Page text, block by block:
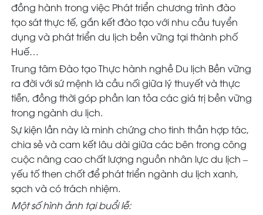
đồng hành trong việc Phát triển chương trình đào
tạo sát thực tế, gắn kết đào tạo với nhu cầu tuyển
dụng và phát triển du lịch bền vững tại thành phố
Huế…
Trung tâm Đào tạo Thực hành nghề Du lịch Bền vững
ra đời với sứ mệnh là cầu nối giữa lý thuyết và thực
tiễn, đồng thời góp phần lan tỏa các giá trị bền vững
trong ngành du lịch.
Sự kiện lần này là minh chứng cho tinh thần hợp tác,
chia sẻ và cam kết lâu dài giữa các bên trong công
cuộc nâng cao chất lượng nguồn nhân lực du lịch –
yếu tố then chốt để phát triển ngành du lịch xanh,
sạch và có trách nhiệm.
Một số hình ảnh tại buổi lễ: